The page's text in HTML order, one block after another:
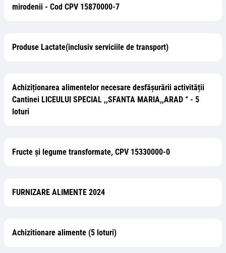
mirodenii - Cod CPV 15870000-7
Produse Lactate(inclusiv serviciile de transport)
Achiziționarea alimentelor necesare desfășurării activității
Cantinei LICEULUI SPECIAL ,,SFANTA MARIA,,ARAD “ - 5
loturi
Fructe şi legume transformate, CPV 15330000-0
FURNIZARE ALIMENTE 2024
Achizitionare alimente (5 loturi)